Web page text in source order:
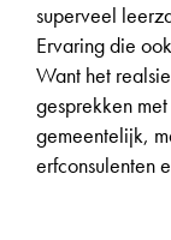
superveel
Ervaring die
Want het
gesprekken
gemeentelijk,
erfconsulenten